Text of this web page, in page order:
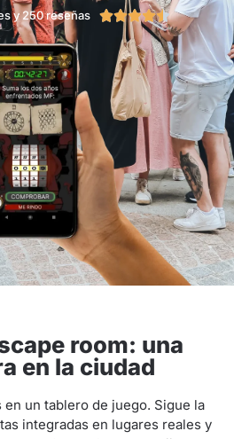
y 250 reseñas 
room: una
en la ciudad
un tablero de juego. Sigue la
integradas en lugares reales y